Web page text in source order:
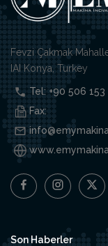
Fevzi Çakmak
IAI Konya, Turkey
Tel: +90 506 153
Fax:
Son Haberler